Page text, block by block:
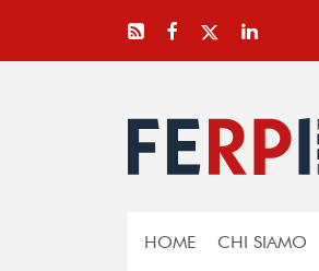
HOME CHI SIAMO